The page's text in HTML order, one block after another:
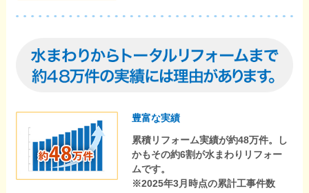
豊富な実績
累積リフォーム実績が約48万件。し
かもその約6割が水まわりリフォー
ムです。
※2025年3月時点の累計工事件数